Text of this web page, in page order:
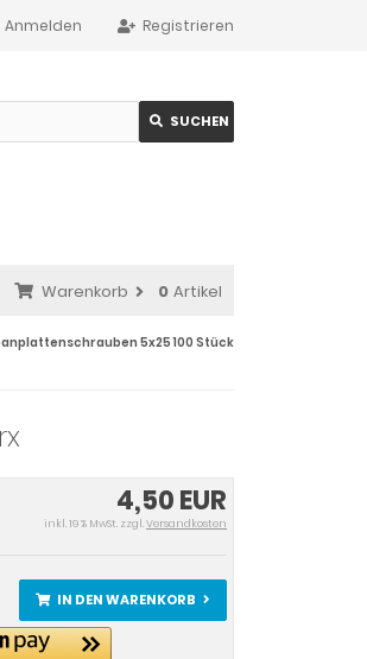
Registrieren
Anmelden
SUCHEN
Warenkorb 0 Artikel
5x25 100 Stück
4,50 EUR
inkl. 19 % MwSt. zzgl.Versandkosten
IN DEN WARENKORB